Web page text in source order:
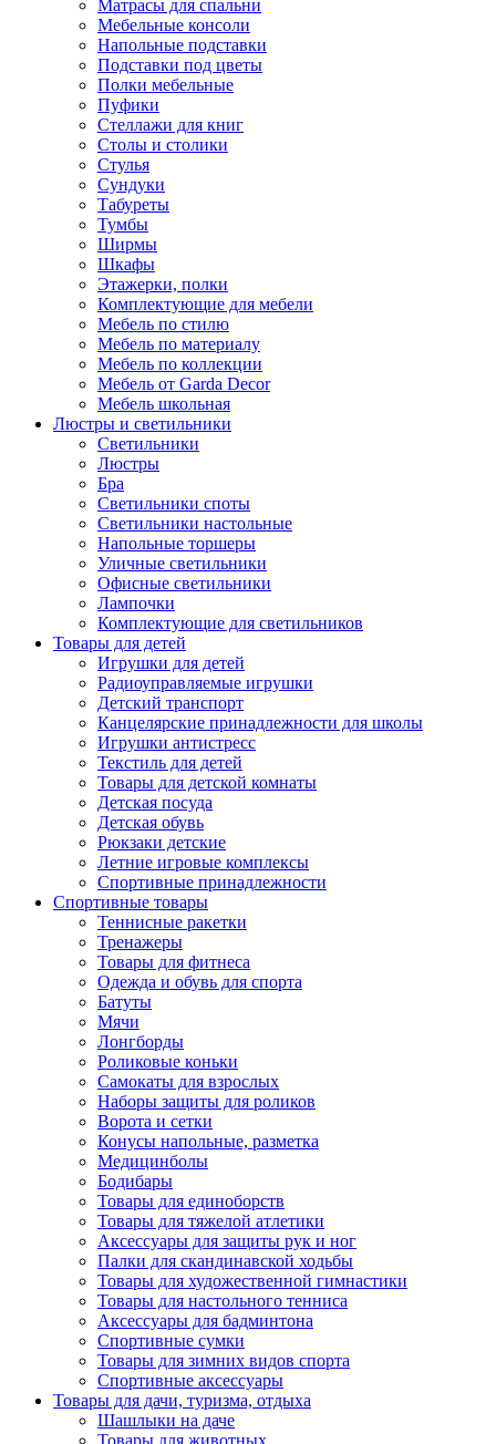
Матрасы для спальни
Мебельные консоли
Напольные подставки
Подставки под цветы
Полки мебельные
Пуфики
Стеллажи для книг
Столы и столики
Стулья
Сундуки
Табуреты
Тумбы
Ширмы
Шкафы
Этажерки, полки
Комплектующие для мебели
Мебель по стилю
Мебель по материалу
Мебель по коллекции
Мебель от Garda Decor
Мебель школьная
Люстры и светильники
Светильники
Люстры
Бра
Светильники споты
Светильники настольные
Напольные торшеры
Уличные светильники
Офисные светильники
Лампочки
Комплектующие для светильников
Товары для детей
Игрушки для детей
Радиоуправляемые игрушки
Детский транспорт
Канцелярские принадлежности для школы
Игрушки антистресс
Текстиль для детей
Товары для детской комнаты
Детская посуда
Детская обувь
Рюкзаки детские
Летние игровые комплексы
Спортивные принадлежности
Спортивные товары
Теннисные ракетки
Тренажеры
Товары для фитнеса
Одежда и обувь для спорта
Батуты
Мячи
Лонгборды
Роликовые коньки
Самокаты для взрослых
Наборы защиты для роликов
Ворота и сетки
Конусы напольные, разметка
Медицинболы
Бодибары
Товары для единоборств
Товары для тяжелой атлетики
Аксессуары для защиты рук и ног
Палки для скандинавской ходьбы
Товары для художественной гимнастики
Товары для настольного тенниса
Аксессуары для бадминтона
Спортивные сумки
Товары для зимних видов спорта
Спортивные аксессуары
Товары для дачи, туризма, отдыха
Шашлыки на даче
Товары для животных